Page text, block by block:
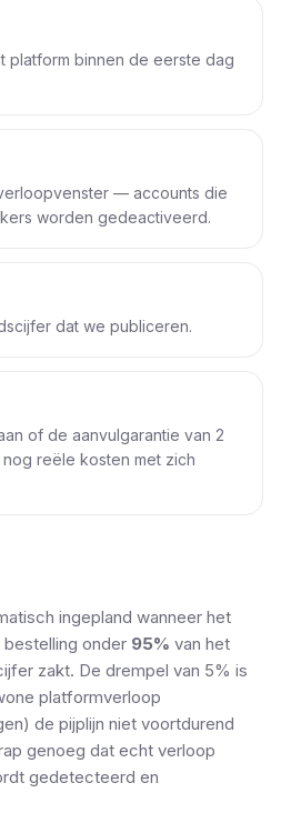
platform binnen de eerste dag
— accounts die
worden gedeactiveerd.
dat we publiceren.
of de aanvulgarantie van 2
reële kosten met zich
ingepland wanneer het
onder 95% van het
zakt. De drempel van 5% is
platformverloop
de pijplijn niet voortdurend
genoeg dat echt verloop
gedetecteerd en